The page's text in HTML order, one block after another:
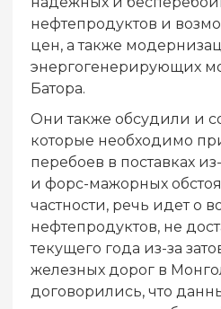
нефтепродуктов и
цен, а также
энергогенерирующих
Батора.
Они также обсудили и
которые необходимо
перебоев в поставках
и форс-мажорных
частности, речь идет о
нефтепродуктов, не
текущего года из-за
железных дорог в
договорились, что